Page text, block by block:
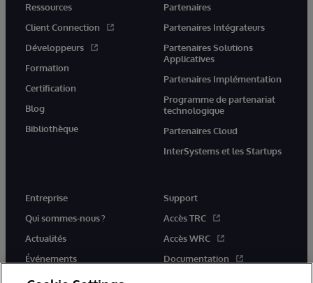
Ressources
Client Connection
Développeurs
Formation
Certification
Blog
Bibliothèque
Partenaires
Partenaires Intégrateurs
Partenaires Solutions
Applicatives
Partenaires Implémentation
Programme de partenariat
technologique
Partenaires Cloud
InterSystems et les Startups
Entreprise
Qui sommes-nous ?
Actualités
Événements
Rejoignez-nous
Support
Accès TRC
Accès WRC
Documentation